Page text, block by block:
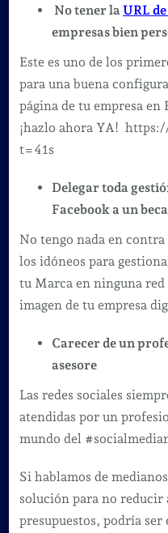
No tener la URL
empresas bien
Este es uno de los
para una buena
página de tu empresa
¡hazlo ahora YA!
t=41s
Delegar toda
Facebook a un
No tengo nada en
los idóneos para
tu Marca en ninguna red
imagen de tu empresa
Carecer de un
asesore
Las redes sociales
atendidas por un
mundo del
Si hablamos de
solución para no reducir
presupuestos, podría ser